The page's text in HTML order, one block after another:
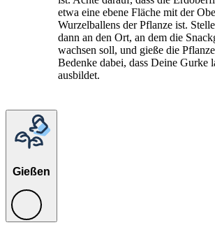
etwa eine ebene Fläche mit der
Wurzelballens der Pflanze ist.
dann an den Ort, an dem die
wachsen soll, und gieße die
Bedenke dabei, dass Deine Gurke
ausbildet.
Gießen